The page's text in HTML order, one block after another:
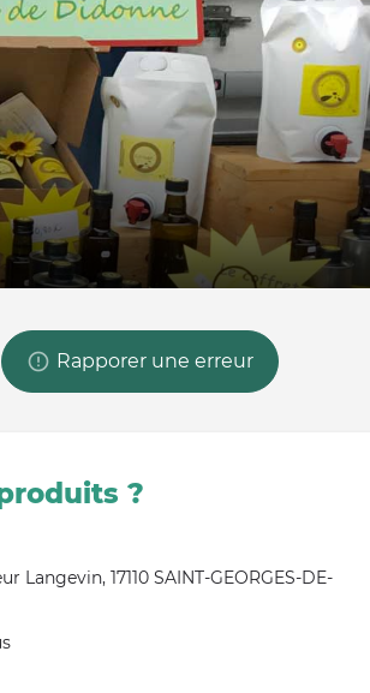
Rapporer une erreur
?
Langevin, 17110 SAINT-GEORGES-DE-